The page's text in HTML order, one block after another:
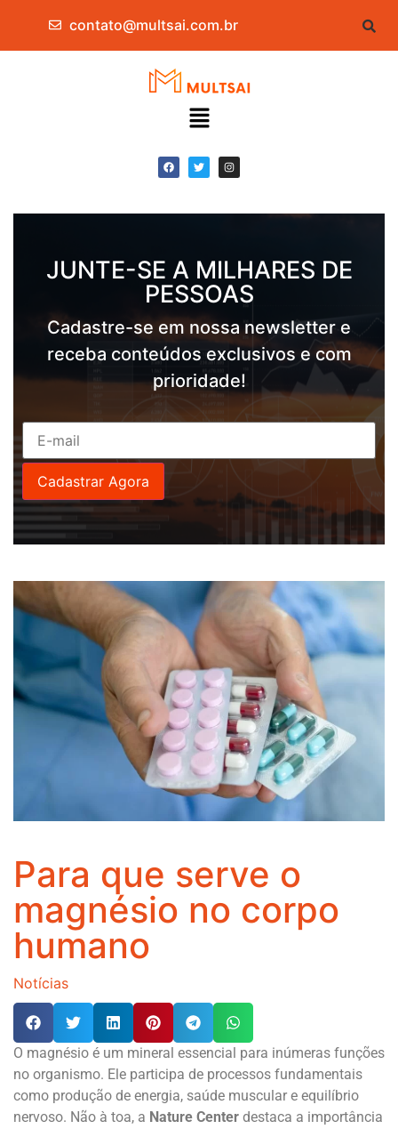
contato@multsai.com.br
JUNTE-SE A MILHARES DE
PESSOAS
Cadastre-se em nossa newsletter e
receba conteúdos exclusivos e com
prioridade!
Para que serve o
magnésio no corpo
humano
Notícias
O magnésio é um mineral essencial para inúmeras funções
no organismo. Ele participa de processos fundamentais
como produção de energia, saúde muscular e equilíbrio
nervoso. Não à toa, a Nature Center destaca a importância